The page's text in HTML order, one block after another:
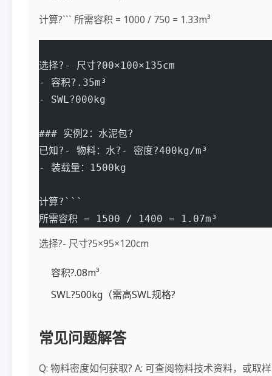
计算?``` 所需容积 = 1000 / 750 = 1.33m³
选择?- 尺寸?00×100×135cm
- 容积?.35m³
- SWL?000kg
### 实例2：水泥包?
已知?- 物料：水?- 密度?400kg/m³
- 装载量：1500kg
计算?```
所需容积 = 1500 / 1400 = 1.07m³
选择?- 尺寸?5×95×120cm
容积?.08m³
SWL?500kg（需高SWL规格?
常见问题解答
Q: 物料密度如何获取? A: 可查阅物料技术资料，或取